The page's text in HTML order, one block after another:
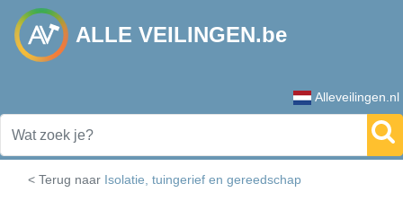
ALLE VEILINGEN.be
Alleveilingen.nl
< Terug naar Isolatie, tuingerief en gereedschap